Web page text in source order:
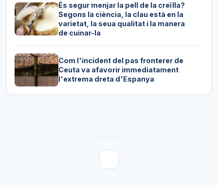
És segur menjar la pell de la creïlla?
Segons la ciència, la clau està en la
varietat, la seua qualitat i la manera
de cuinar-la
Com l'incident del pas fronterer de
Ceuta va afavorir immediatament
l'extrema dreta d'Espanya